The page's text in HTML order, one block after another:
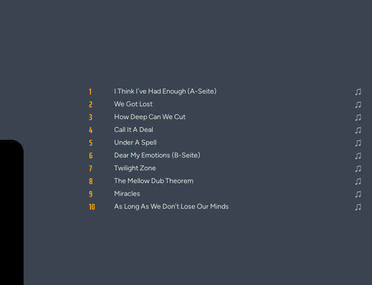
1 I Think I’ve Had Enough (A-Seite)
♫
2
We Got Lost
♫
3
How Deep Can We Cut
♫
4
Call It A Deal
♫
5
Under A Spell
♫
6
Dear My Emotions (B-Seite)
♫
7
Twilight Zone
♫
8
The Mellow Dub Theorem
♫
9
Miracles
♫
10
As Long As We Don’t Lose Our Minds ♫